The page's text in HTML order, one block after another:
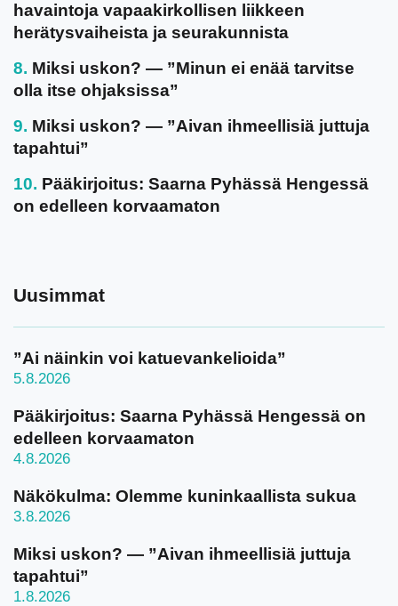
havaintoja vapaakirkollisen liikkeen
herätysvaiheista ja seurakunnista
Miksi uskon? — ”Minun ei enää tarvitse
olla itse ohjaksissa”
Miksi uskon? — ”Aivan ihmeellisiä juttuja
tapahtui”
Pääkirjoitus: Saarna Pyhässä Hengessä
on edelleen korvaamaton
Uusimmat
”Ai näinkin voi katuevankelioida”
5.8.2026
Pääkirjoitus: Saarna Pyhässä Hengessä on
edelleen korvaamaton
4.8.2026
Näkökulma: Olemme kuninkaallista sukua
3.8.2026
Miksi uskon? — ”Aivan ihmeellisiä juttuja
tapahtui”
1.8.2026